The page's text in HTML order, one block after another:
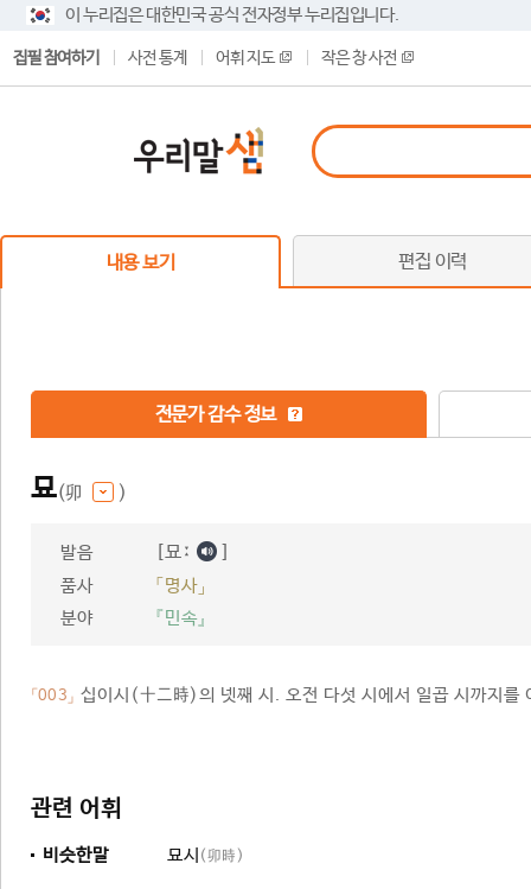
이 누리집은 대한민국 공식 전자정부 누리집입니다.
집필 참여하기 사전 통계 어휘 지도 작은 창 사전
내용 보기 편집 이력
전문가 감수 정보
묘(卯 )
발음 [묘ː ]
품사
「명사」
분야
『민속』
「003」 십이시(十二時)의 넷째 시. 오전 다섯 시에서 일곱 시까지를
관련 어휘
비슷한말 묘시 (卯時)